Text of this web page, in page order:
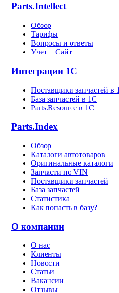
Parts.Intellect
Обзор
Тарифы
Вопросы и ответы
Учет + Сайт
Интеграции 1С
Поставщики запчастей в
База запчастей в 1С
Parts.Resource в 1C
Parts.Index
Обзор
Каталоги автотоваров
Оригинальные каталоги
Запчасти по VIN
Поставщики запчастей
База запчастей
Статистика
Как попасть в базу?
О компании
О нас
Клиенты
Новости
Статьи
Вакансии
Отзывы